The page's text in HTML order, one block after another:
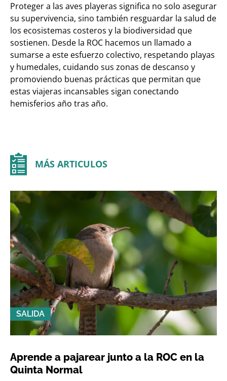
Proteger a las aves playeras significa no solo asegurar
su supervivencia, sino también resguardar la salud de
los ecosistemas costeros y la biodiversidad que
sostienen. Desde la ROC hacemos un llamado a
sumarse a este esfuerzo colectivo, respetando playas
y humedales, cuidando sus zonas de descanso y
promoviendo buenas prácticas que permitan que
estas viajeras incansables sigan conectando
hemisferios año tras año.
MÁS ARTICULOS
SALIDA
Aprende a pajarear junto a la ROC en la
Quinta Normal